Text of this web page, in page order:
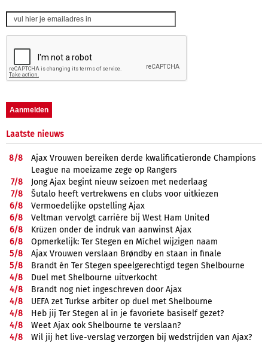
Laatste nieuws
8/8
Ajax Vrouwen bereiken derde kwalificatieronde Champions
League na moeizame zege op Rangers
7/8
Jong Ajax begint nieuw seizoen met nederlaag
7/8
Šutalo heeft vertrekwens en clubs voor uitkiezen
6/8
Vermoedelijke opstelling Ajax
6/8
Veltman vervolgt carrière bij West Ham United
6/8
Krüzen onder de indruk van aanwinst Ajax
6/8
Opmerkelijk: Ter Stegen en Míchel wijzigen naam
5/8
Ajax Vrouwen verslaan Brøndby en staan in finale
5/8
Brandt én Ter Stegen speelgerechtigd tegen Shelbourne
4/8
Duel met Shelbourne uitverkocht
4/8
Brandt nog niet ingeschreven door Ajax
4/8
UEFA zet Turkse arbiter op duel met Shelbourne
4/8
Heb jij Ter Stegen al in je favoriete basiself gezet?
4/8
Weet Ajax ook Shelbourne te verslaan?
4/8
Wil jij het live-verslag verzorgen bij wedstrijden van Ajax?